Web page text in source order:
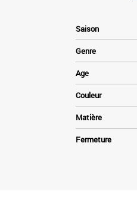
Saison
Genre
Age
Couleur
Matière
Fermeture